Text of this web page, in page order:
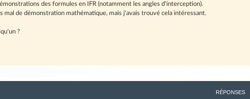
des formules en IFR (notamment les angles d'interception).
mal de démonstration mathématique, mais j'avais trouvé cela intéressant.
?
RÉPONSES